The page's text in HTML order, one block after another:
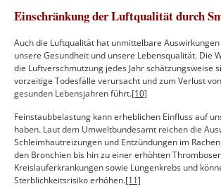
Einschränkung der Luftqualität durch
Auch die Luftqualität hat unmittelbare
unsere Gesundheit und unsere Lebensqualität. Die
die Luftverschmutzung jedes Jahr schätzungsweise
vorzeitige Todesfälle verursacht und zum Verlust
gesunden Lebensjahren führt.[10]
Feinstaubbelastung kann erheblichen Einfluss auf
haben. Laut dem Umweltbundesamt reichen die
Schleimhautreizungen und Entzündungen im
den Bronchien bis hin zu einer erhöhten
Kreislauferkrankungen sowie Lungenkrebs und
Sterblichkeitsrisiko erhöhen.[11]